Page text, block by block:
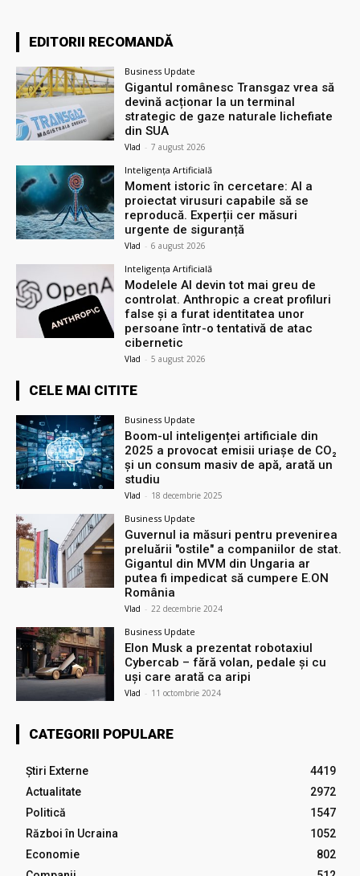
EDITORII RECOMANDĂ
Business Update
Gigantul românesc Transgaz vrea să
devină acționar la un terminal
strategic de gaze naturale lichefiate
din SUA
Vlad - 7 august 2026
Inteligența Artificială
Moment istoric în cercetare: AI a
proiectat virusuri capabile să se
reproducă. Experții cer măsuri
urgente de siguranță
Vlad - 6 august 2026
Inteligența Artificială
Modelele AI devin tot mai greu de
controlat. Anthropic a creat profiluri
false și a furat identitatea unor
persoane într-o tentativă de atac
cibernetic
Vlad - 5 august 2026
CELE MAI CITITE
Business Update
Boom-ul inteligenței artificiale din
2025 a provocat emisii uriașe de CO₂
și un consum masiv de apă, arată un
studiu
Vlad - 18 decembrie 2025
Business Update
Guvernul ia măsuri pentru prevenirea
preluării ″ostile″ a companiilor de stat.
Gigantul din MVM din Ungaria ar
putea fi impedicat să cumpere E.ON
România
Vlad - 22 decembrie 2024
Business Update
Elon Musk a prezentat robotaxiul
Cyberсab – fără volan, pedale și cu
uși care arată ca aripi
Vlad - 11 octombrie 2024
CATEGORII POPULARE
Știri Externe
4419
Actualitate
2972
Politică
1547
Război în Ucraina
1052
Economie
802